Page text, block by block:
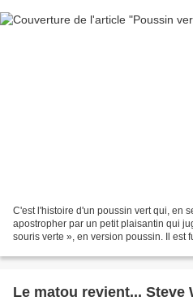
C'est l'histoire d'un poussin vert qui, en
apostropher par un petit plaisantin qui
souris verte », en version poussin. Il est
Le matou revient... Steve